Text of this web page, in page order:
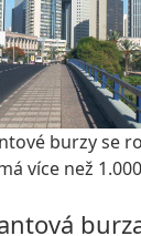
burzy se
více než